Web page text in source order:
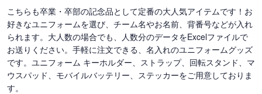
こちらも卒業・卒部の記念品として定番の大人気アイテムです！お
好きなユニフォームを選び、チーム名やお名前、背番号などが入れ
られます。大人数の場合でも、人数分のデータをExcelファイルで
お送りください。手軽に注文できる、名入れのユニフォームグッズ
です。ユニフォーム キーホルダー、ストラップ、回転スタンド、マ
ウスパッド、モバイルバッテリー、ステッカーをご用意しておりま
す。